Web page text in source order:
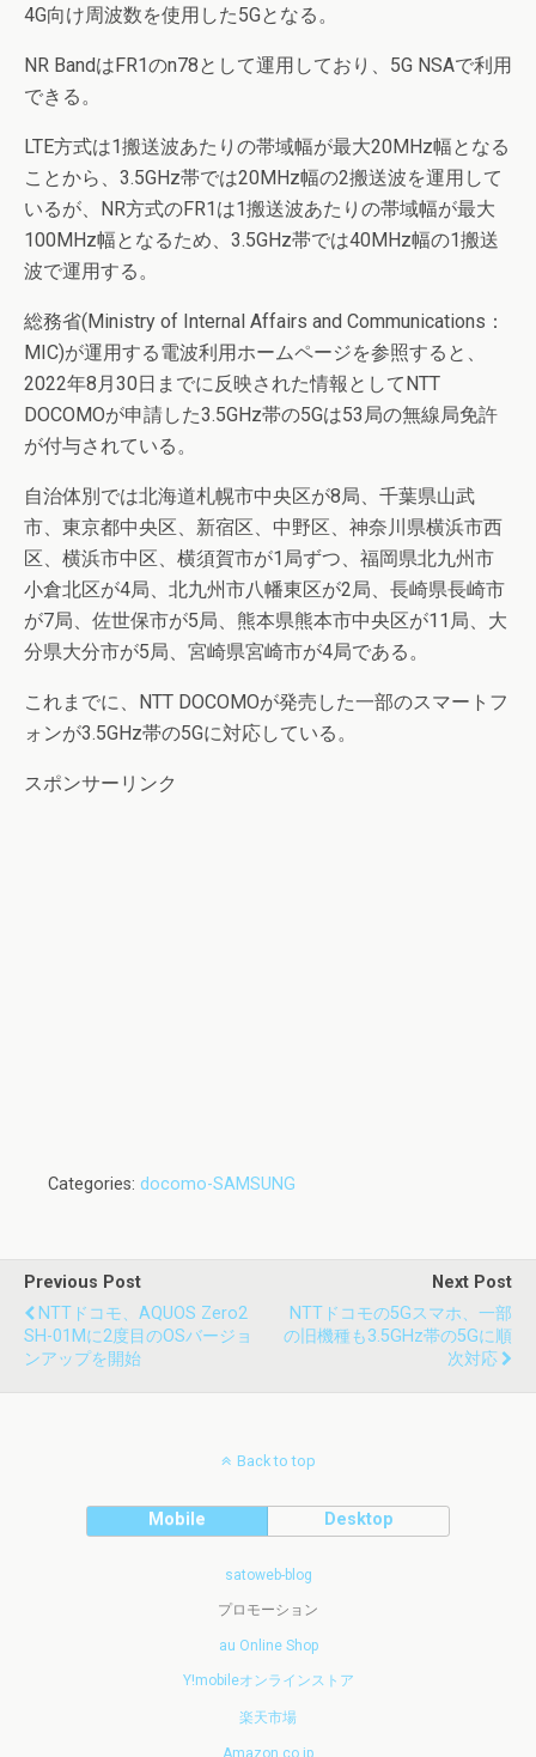
4G向け周波数を使用した5Gとなる。
NR BandはFR1のn78として運用しており、5G NSAで利用
できる。
LTE方式は1搬送波あたりの帯域幅が最大20MHz幅となる
ことから、3.5GHz帯では20MHz幅の2搬送波を運用して
いるが、NR方式のFR1は1搬送波あたりの帯域幅が最大
100MHz幅となるため、3.5GHz帯では40MHz幅の1搬送
波で運用する。
総務省(Ministry of Internal Affairs and Communications：
MIC)が運用する電波利用ホームページを参照すると、
2022年8月30日までに反映された情報としてNTT
DOCOMOが申請した3.5GHz帯の5Gは53局の無線局免許
が付与されている。
自治体別では北海道札幌市中央区が8局、千葉県山武
市、東京都中央区、新宿区、中野区、神奈川県横浜市西
区、横浜市中区、横須賀市が1局ずつ、福岡県北九州市
小倉北区が4局、北九州市八幡東区が2局、長崎県長崎市
が7局、佐世保市が5局、熊本県熊本市中央区が11局、大
分県大分市が5局、宮崎県宮崎市が4局である。
これまでに、NTT DOCOMOが発売した一部のスマートフ
ォンが3.5GHz帯の5Gに対応している。
スポンサーリンク
Categories: docomo-SAMSUNG
Previous Post
NTTドコモ、AQUOS Zero2
SH-01Mに2度目のOSバージョ
ンアップを開始
Next Post
NTTドコモの5Gスマホ、一部
の旧機種も3.5GHz帯の5Gに順
次対応
Back to top
Mobile Desktop
satoweb-blog
プロモーション
au Online Shop
Y!mobileオンラインストア
楽天市場